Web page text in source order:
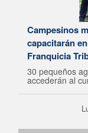
Campesinos
capacitarán
Franquicia
30 pequeños
accederán al